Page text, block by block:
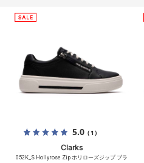
5.0（1）
Clarks
052K_S Hollyrose Zip ホリローズジップ ブラ